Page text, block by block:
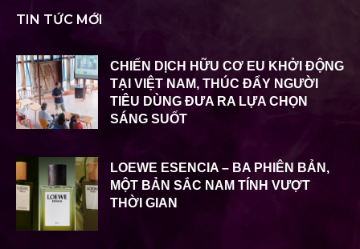
TIN TỨC MỚI
CHIẾN DỊCH HỮU CƠ EU KHỞI ĐỘNG
TẠI VIỆT NAM, THÚC ĐẨY NGƯỜI
TIÊU DÙNG ĐƯA RA LỰA CHỌN
SÁNG SUỐT
LOEWE ESENCIA – BA PHIÊN BẢN,
MỘT BẢN SẮC NAM TÍNH VƯỢT
THỜI GIAN